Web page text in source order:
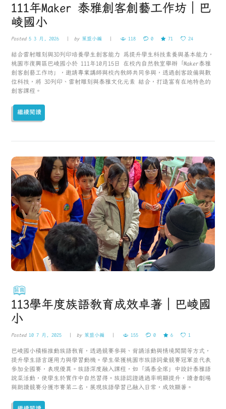
111年Maker 泰雅創客創藝工作坊｜巴
崚國小
Posted5 3 月, 2026 by 策盟小編 118 0 71 24
結合雷射雕刻與3D列印培養學生創客能力 為提升學生科技素養與基本能力，
桃園市復興區巴崚國小於 111年10月15日 在校內自然教室舉辦「Maker泰雅
創客創藝工作坊」，邀請專業講師與校內教師共同參與，透過創客設備與數
位科技，將 3D列印、雷射雕刻與泰雅文化元素 結合，打造富有在地特色的
創客課程。
繼續閱讀
113學年度族語教育成效卓著｜巴崚國
小
Posted 10 7 月, 2025 by 策盟小編 155 0 6 1
巴崚國小積極推動族語教育，透過競賽參與、背誦活動與情境闖關等方式，
提升學生語言運用力與學習動機。學生榮獲桃園市族語詞彙競賽冠軍並代表
參加全國賽，表現優異。族語深度融入課程，如「滿泰全席」中設計泰雅語
說菜活動，使學生於實作中自然習得。族語認證通過率明顯提升，讀者劇場
與朗讀競賽分獲市賽第二名，展現族語學習已融入日常，成效顯著。